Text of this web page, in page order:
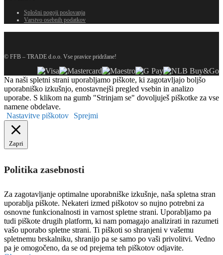
Splošni pogoji poslovanja
Varstvo osebnih podatkov
© FFB – TRADE d.o.o. Vse pravice pridržane!
Na naši spletni strani uporabljamo piškote, ki zagotavljajo boljšo
uporabniško izkušnjo, enostavnejši pregled vsebin in analizo
uporabe. S klikom na gumb "Strinjam se" dovoljuješ piškotke za vse
namene obdelave.
Nastavitve piškotov
Sprejmi
Zapri
Politika zasebnosti
Za zagotavljanje optimalne uporabniške izkušnje, naša spletna stran
uporablja piškote. Nekateri izmed piškotov so nujno potrebni za
osnovne funkcionalnosti in varnost spletne strani. Uporabljamo pa
tudi piškote drugih platform, ki nam pomagajo analizirati in razumeti
vašo uporabo spletne strani. Ti piškoti so shranjeni v vašemu
spletnemu brskalniku, shranijo pa se samo po vaši privolitvi. Vedno
pa je omogočeno, da se od prejema teh piškotov odjavite.